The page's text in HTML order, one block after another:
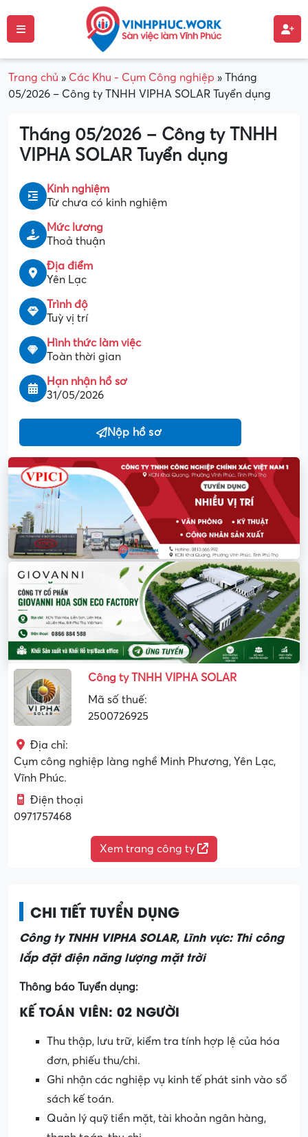
Trang chủ » Các Khu - Cụm Công nghiệp » Tháng
05/2026 – Công ty TNHH VIPHA SOLAR Tuyển dụng
Tháng 05/2026 – Công ty TNHH
VIPHA SOLAR Tuyển dụng
Kinh nghiệm
Từ chưa có kinh nghiệm
Mức lương
Thoả thuận
Địa điểm
Yên Lạc
Trình độ
Tuỳ vị trí
Hình thức làm việc
Toàn thời gian
Hạn nhận hồ sơ
31/05/2026
Nộp hồ sơ
Công ty TNHH VIPHA SOLAR
Mã số thuế:
2500726925
Địa chỉ:
Cụm công nghiệp làng nghề Minh Phương, Yên Lạc,
Vĩnh Phúc.
Điện thoại
0971757468
Xem trang công ty
CHI TIẾT TUYỂN DỤNG
Công ty TNHH VIPHA SOLAR, Lĩnh vực: Thi công
lắp đặt điện năng lượng mặt trời
Thông báo Tuyển dụng:
KẾ TOÁN VIÊN: 02 NGƯỜI
Thu thập, lưu trữ, kiểm tra tính hợp lệ của hóa
đơn, phiếu thu/chi.
Ghi nhận các nghiệp vụ kinh tế phát sinh vào sổ
sách kế toán.
Quản lý quỹ tiền mặt, tài khoản ngân hàng,